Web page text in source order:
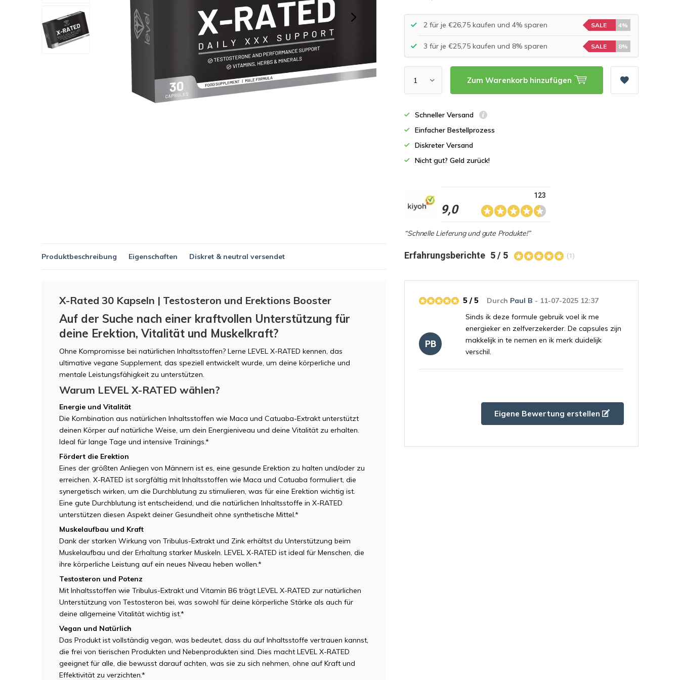
2 für je €26,75 kaufen und 4% sparen SALE 4%
3 für je €25,75 kaufen und 8% sparen SALE 8%
Zum Warenkorb hinzufügen
Schneller Versand
Einfacher Bestellprozess
Diskreter Versand
Nicht gut? Geld zurück!
9,0
123
“Schnelle Lieferung und gute Produkte!”
Produktbeschreibung Eigenschaften Diskret & neutral versendet
X-Rated 30 Kapseln | Testosteron und Erektions Booster
Auf der Suche nach einer kraftvollen Unterstützung für
deine Erektion, Vitalität und Muskelkraft?
Ohne Kompromisse bei natürlichen Inhaltsstoffen? Lerne LEVEL X-RATED kennen, das
ultimative vegane Supplement, das speziell entwickelt wurde, um deine körperliche und
mentale Leistungsfähigkeit zu unterstützen.
Warum LEVEL X-RATED wählen?
Energie und Vitalität
Die Kombination aus natürlichen Inhaltsstoffen wie Maca und Catuaba-Extrakt unterstützt
deinen Körper auf natürliche Weise, um dein Energieniveau und deine Vitalität zu erhalten.
Ideal für lange Tage und intensive Trainings.*
Fördert die Erektion
Eines der größten Anliegen von Männern ist es, eine gesunde Erektion zu halten und/oder zu
erreichen. X-RATED ist sorgfältig mit Inhaltsstoffen wie Maca und Catuaba formuliert, die
synergetisch wirken, um die Durchblutung zu stimulieren, was für eine Erektion wichtig ist.
Eine gute Durchblutung ist entscheidend, und die natürlichen Inhaltsstoffe in X-RATED
unterstützen diesen Aspekt deiner Gesundheit ohne synthetische Mittel.*
Muskelaufbau und Kraft
Dank der starken Wirkung von Tribulus-Extrakt und Zink erhältst du Unterstützung beim
Muskelaufbau und der Erhaltung starker Muskeln. LEVEL X-RATED ist ideal für Menschen, die
ihre körperliche Leistung auf ein neues Niveau heben wollen.*
Testosteron und Potenz
Mit Inhaltsstoffen wie Tribulus-Extrakt und Vitamin B6 trägt LEVEL X-RATED zur natürlichen
Unterstützung von Testosteron bei, was sowohl für deine körperliche Stärke als auch für
deine allgemeine Vitalität wichtig ist.*
Vegan und Natürlich
Das Produkt ist vollständig vegan, was bedeutet, dass du auf Inhaltsstoffe vertrauen kannst,
die frei von tierischen Produkten und Nebenprodukten sind. Dies macht LEVEL X-RATED
geeignet für alle, die bewusst darauf achten, was sie zu sich nehmen, ohne auf Kraft und
Effektivität zu verzichten.*
Erfahrungsberichte 5 / 5 (1)
PB
Durch Paul B - 11-07-2025 12:37
5 / 5
Sinds ik deze formule gebruik voel ik me
energieker en zelfverzekerder. De capsules zijn
makkelijk in te nemen en ik merk duidelijk
verschil.
Eigene Bewertung erstellen